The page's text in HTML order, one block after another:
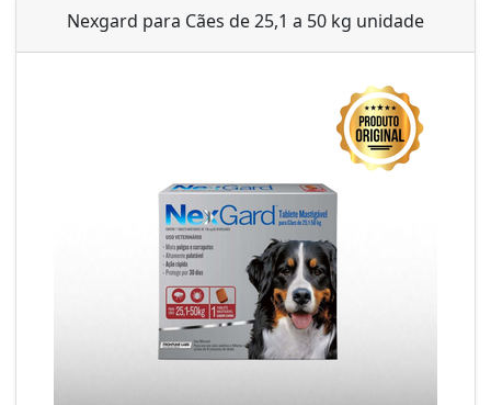
Nexgard para Cães de 25,1 a 50 kg unidade